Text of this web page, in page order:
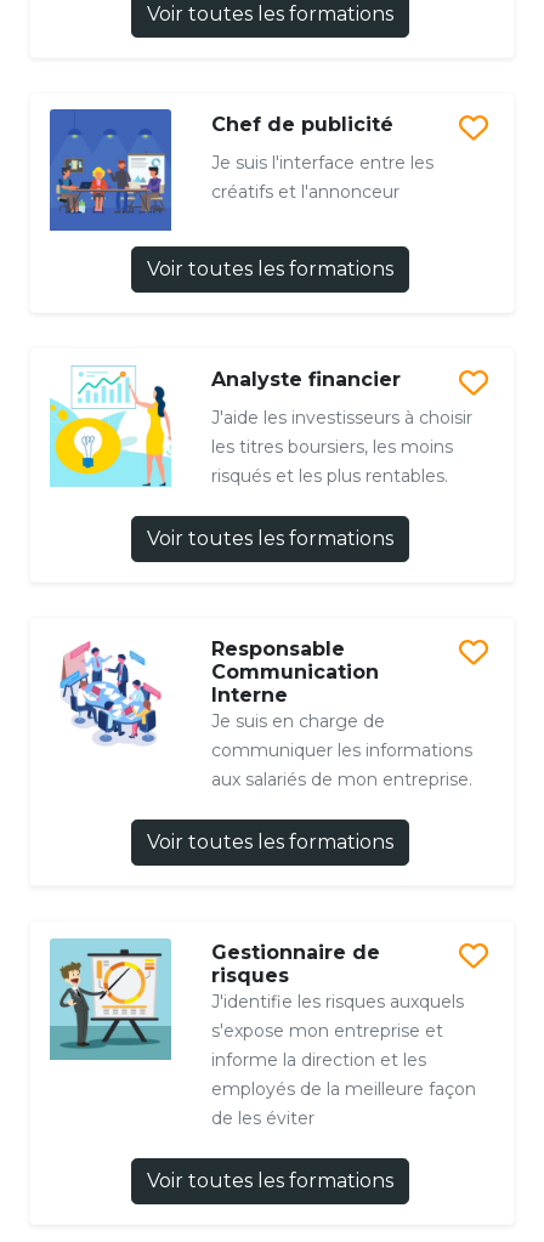
Voir toutes les formations
Chef de publicité
Je suis l'interface entre les
créatifs et l'annonceur
Voir toutes les formations
Analyste financier
J'aide les investisseurs à choisir
les titres boursiers, les moins
risqués et les plus rentables.
Voir toutes les formations
Responsable
Communication
Interne
Je suis en charge de
communiquer les informations
aux salariés de mon entreprise.
Voir toutes les formations
Gestionnaire de
risques
J'identifie les risques auxquels
s'expose mon entreprise et
informe la direction et les
employés de la meilleure façon
de les éviter
Voir toutes les formations